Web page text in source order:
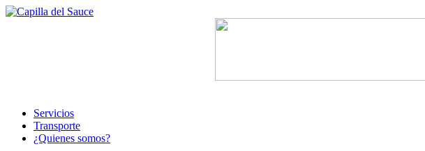
Servicios
Transporte
¿Quienes somos?